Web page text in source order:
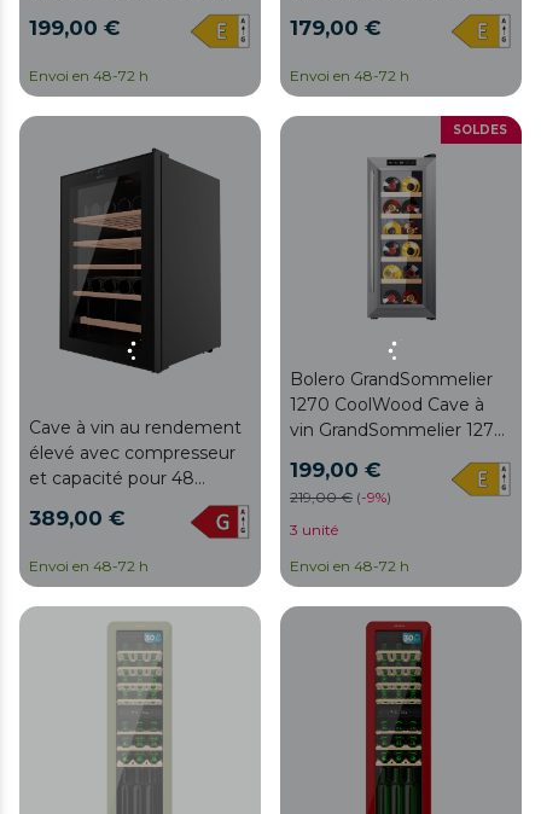
température, capacité
pour 15 bouteilles et
thermoélectrique de
refroidissement qui
élevé. Température
réglable et lumière LED à
l'intérieur.
199,00 €
Envoi en 48-72 h
CoolCrystal, avec une
capacité pour 12 bouteilles
thermoélectrique.
Température réglable et
lumière LED à l'intérieur
179,00 €
Envoi en 48-72 h
Cave à vin au rendement
élevé avec compresseur
et capacité pour 48
bouteilles. Température
réglable et lumière LED à
389,00 €
Envoi en 48-72 h
SOLDES
Bolero GrandSommelier
1270 CoolWood Cave à
vin GrandSommelier 1270
capacité pour 12 bouteilles
et refroidissement
thermoélectrique.
Température réglable et
lumière LED à l'intérieur
199,00 €
219,00 € (-9%)
3 unité
Envoi en 48-72 h